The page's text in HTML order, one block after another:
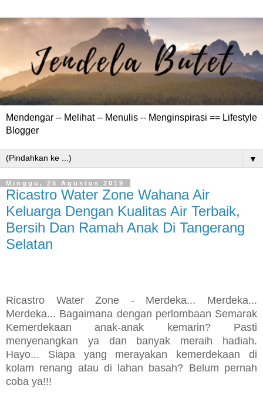
Mendengar -- Melihat -- Menulis -- Menginspirasi == Lifestyle
Blogger
▼
Minggu, 25 Agustus 2019
Ricastro Water Zone Wahana Air
Keluarga Dengan Kualitas Air Terbaik,
Bersih Dan Ramah Anak Di Tangerang
Selatan
Ricastro Water Zone - Merdeka... Merdeka...
Merdeka... Bagaimana dengan perlombaan Semarak
Kemerdekaan anak-anak kemarin? Pasti
menyenangkan ya dan banyak meraih hadiah.
Hayo... Siapa yang merayakan kemerdekaan di
kolam renang atau di lahan basah? Belum pernah
coba ya!!!